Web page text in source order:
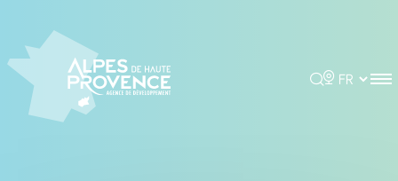
Rechercher
Choisir la